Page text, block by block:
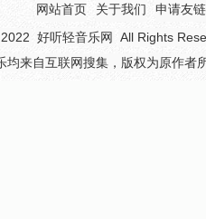
网站首页 关于我们
申请友链
好听轻音乐网
All Rights
均来自互联网搜集，版权为原作者